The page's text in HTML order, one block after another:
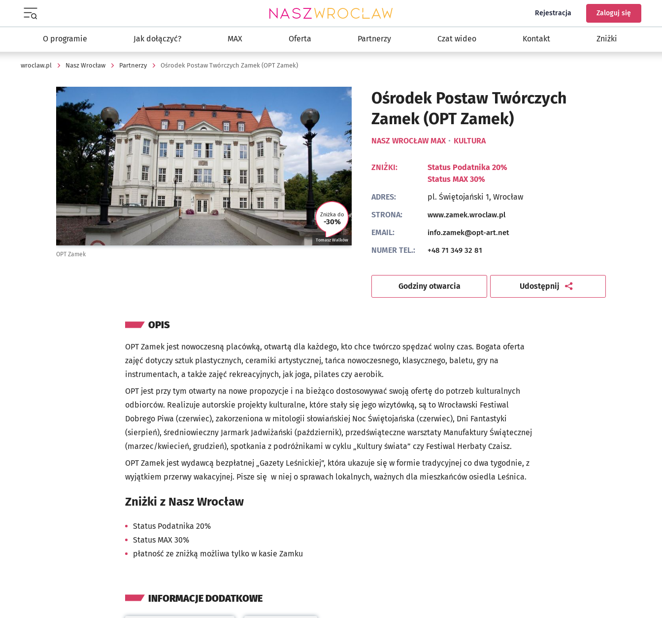
Rejestracja do programu Nasz Wrocław
Zaloguj siędo konta
O programie Jak dołączyć? MAX Oferta Partnerzy Czat wideo Kontakt Zniżki
wroclaw.pl Nasz Wrocław Partnerzy Ośrodek Postaw Twórczych Zamek (OPT Zamek)
Ośrodek Postaw Twórczych
Zamek (OPT Zamek)
NASZ WROCŁAW MAX KULTURA
Kliknij, aby powiększyć
Tomasz Walków
U tego partnera możesz otrzymać
Zniżka do
-30%
OPT Zamek
ZNIŻKI:
Status Podatnika 20%
Status MAX 30%
ADRES:
pl. Świętojański 1, Wrocław
STRONA:
www.zamek.wroclaw.plOtwiera się w nowej karcie
EMAIL: info.zamek@opt-art.net
NUMER TEL.: +48 71 349 32 81
Godziny otwarcia Udostępnijartykuł
OPIS
OPT Zamek jest nowoczesną placówką, otwartą dla każdego, kto chce twórczo spędzać wolny czas. Bogata oferta
zajęć dotyczy sztuk plastycznych, ceramiki artystycznej, tańca nowoczesnego, klasycznego, baletu, gry na
instrumentach, a także zajęć rekreacyjnych, jak joga, pilates czy aerobik.
OPT jest przy tym otwarty na nowe propozycje i na bieżąco dostosowywać swoją ofertę do potrzeb kulturalnych
odbiorców. Realizuje autorskie projekty kulturalne, które stały się jego wizytówką, są to Wrocławski Festiwal
Dobrego Piwa (czerwiec), zakorzeniona w mitologii słowiańskiej Noc Świętojańska (czerwiec), Dni Fantastyki
(sierpień), średniowieczny Jarmark Jadwiżański (październik), przedświąteczne warsztaty Manufaktury Świątecznej
(marzec/kwiecień, grudzień), spotkania z podróżnikami w cyklu „Kultury świata” czy Festiwal Herbaty Czaisz.
OPT Zamek jest wydawcą bezpłatnej „Gazety Leśnickiej”, która ukazuje się w formie tradycyjnej co dwa tygodnie, z
wyjątkiem przerwy wakacyjnej. Pisze się w niej o sprawach lokalnych, ważnych dla mieszkańców osiedla Leśnica.
Zniżki z Nasz Wrocław
Status Podatnika 20%
Status MAX 30%
płatność ze zniżką możliwa tylko w kasie Zamku
INFORMACJE DODATKOWE